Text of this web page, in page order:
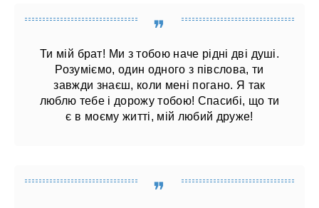
Ти мій брат! Ми з тобою наче рідні дві душі.
Розуміємо, один одного з півслова, ти
завжди знаєш, коли мені погано. Я так
люблю тебе і дорожу тобою! Спасибі, що ти
є в моєму житті, мій любий друже!